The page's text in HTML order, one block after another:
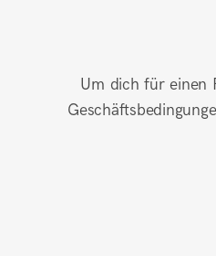
Um dich für einen